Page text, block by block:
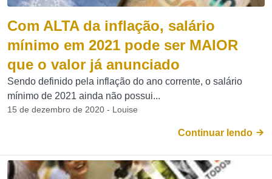
Com ALTA da inflação, salário
mínimo em 2021 pode ser MAIOR
que o valor já anunciado
Sendo definido pela inflação do ano corrente, o salário
mínimo de 2021 ainda não possui...
15 de dezembro de 2020 - Louise
Continuar lendo